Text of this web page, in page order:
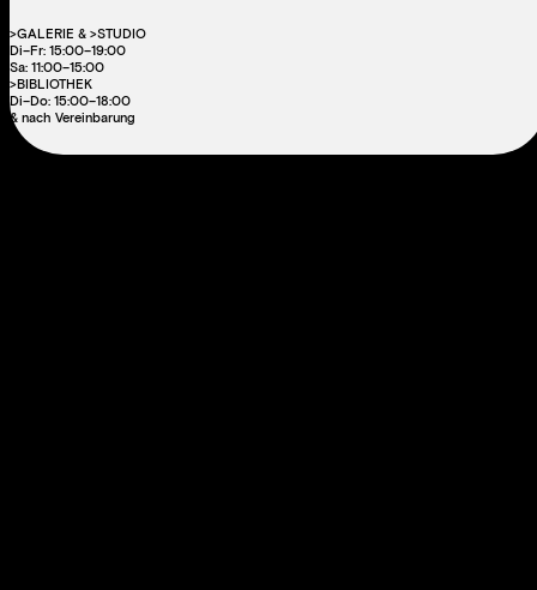
>GALERIE & >STUDIO
Di–Fr: 15:00–19:00
Sa: 11:00–15:00
>BIBLIOTHEK
Di–Do: 15:00–18:00
& nach Vereinbarung